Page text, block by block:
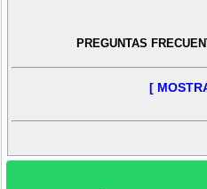
✓ Ingeniería Geológica-Geotécnica
✓ Ingeniería Mecánica de Fluidos
PREGUNTAS
[ PROCESO DE ADMISIÓN ]